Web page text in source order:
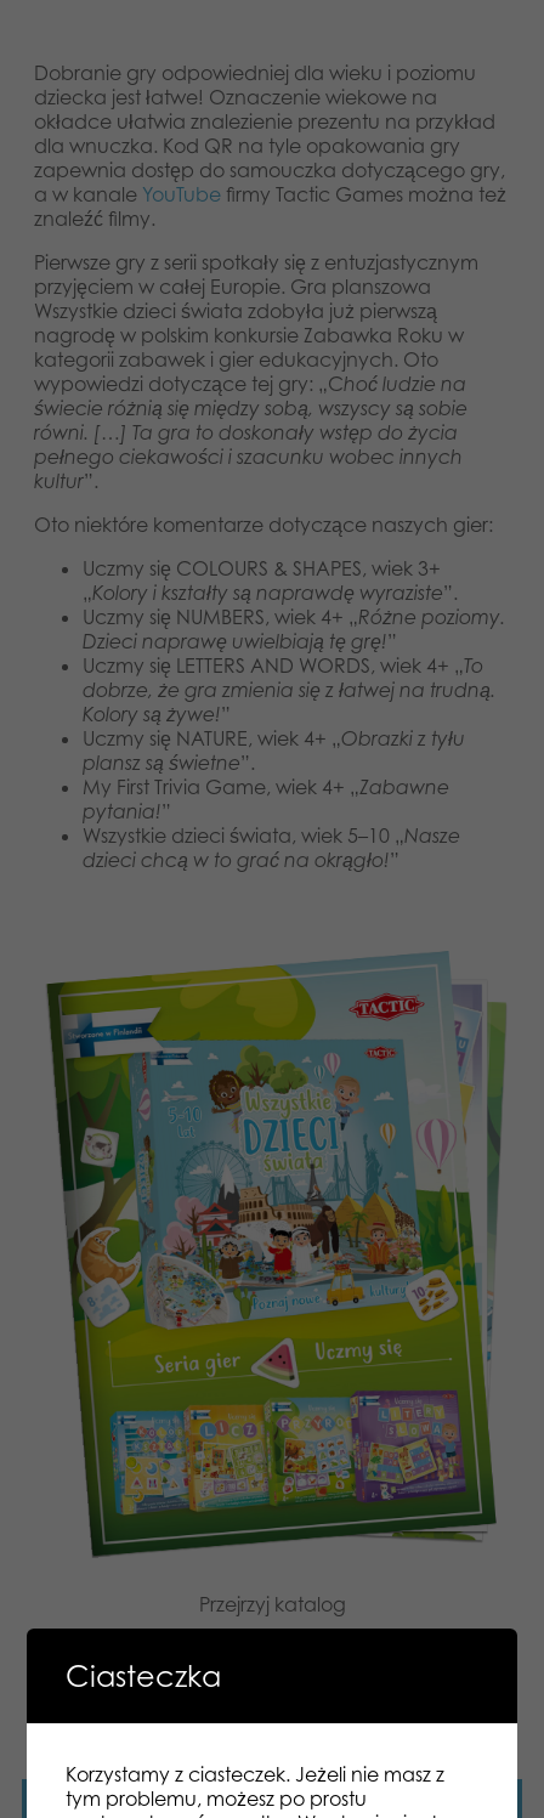
Dobranie gry odpowiedniej dla wieku i poziomu
dziecka jest łatwe! Oznaczenie wiekowe na
okładce ułatwia znalezienie prezentu na przykład
dla wnuczka. Kod QR na tyle opakowania gry
zapewnia dostęp do samouczka dotyczącego gry,
a w kanale YouTube firmy Tactic Games można też
znaleźć filmy.
Pierwsze gry z serii spotkały się z entuzjastycznym
przyjęciem w całej Europie. Gra planszowa
Wszystkie dzieci świata zdobyła już pierwszą
nagrodę w polskim konkursie Zabawka Roku w
kategorii zabawek i gier edukacyjnych. Oto
wypowiedzi dotyczące tej gry: „Choć ludzie na
świecie różnią się między sobą, wszyscy są sobie
równi. […] Ta gra to doskonały wstęp do życia
pełnego ciekawości i szacunku wobec innych
kultur”.
Oto niektóre komentarze dotyczące naszych gier:
Uczmy się COLOURS & SHAPES, wiek 3+
„Kolory i kształty są naprawdę wyraziste”.
Uczmy się NUMBERS, wiek 4+ „Różne poziomy.
Dzieci naprawę uwielbiają tę grę!”
Uczmy się LETTERS AND WORDS, wiek 4+ „To
dobrze, że gra zmienia się z łatwej na trudną.
Kolory są żywe!”
Uczmy się NATURE, wiek 4+ „Obrazki z tyłu
plansz są świetne”.
My First Trivia Game, wiek 4+ „Zabawne
pytania!”
Wszystkie dzieci świata, wiek 5–10 „Nasze
dzieci chcą w to grać na okrągło!”
Przejrzyj katalog
Tutaj znajdziesz wszystkie produkty z
Aktualności
Ciasteczka
Korzystamy z ciasteczek. Jeżeli nie masz z
tym problemu, możesz po prostu